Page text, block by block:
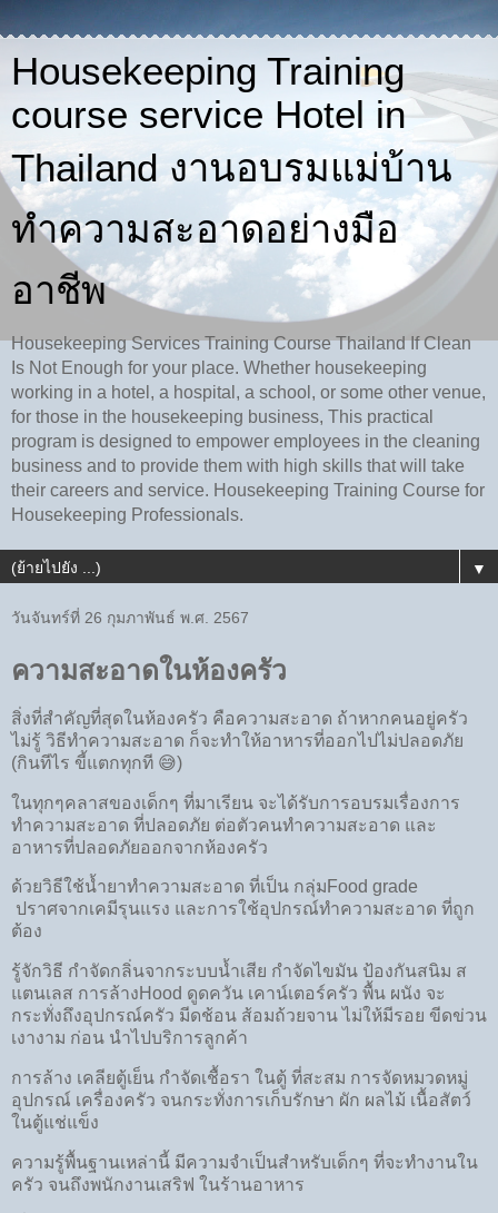
Housekeeping Training
course service Hotel in
Thailand งานอบรมแม่บ้าน
ทำความสะอาดอย่างมือ
อาชีพ
Housekeeping Services Training Course Thailand If Clean
Is Not Enough for your place. Whether housekeeping
working in a hotel, a hospital, a school, or some other venue,
for those in the housekeeping business, This practical
program is designed to empower employees in the cleaning
business and to provide them with high skills that will take
their careers and service. Housekeeping Training Course for
Housekeeping Professionals.
▼
วันจันทร์ที่ 26 กุมภาพันธ์ พ.ศ. 2567
ความสะอาดในห้องครัว
สิ่งที่สำคัญที่สุดในห้องครัว คือความสะอาด ถ้าหากคนอยู่ครัว
ไม่รู้ วิธีทำความสะอาด ก็จะทำให้อาหารที่ออกไปไม่ปลอดภัย
(กินทีไร ขี้แตกทุกที 😅)
ในทุกๆคลาสของเด็กๆ ที่มาเรียน จะได้รับการอบรมเรื่องการ
ทำความสะอาด ที่ปลอดภัย ต่อตัวคนทำความสะอาด และ
อาหารที่ปลอดภัยออกจากห้องครัว
ด้วยวิธีใช้น้ำยาทำความสะอาด ที่เป็น กลุ่มFood grade
ปราศจากเคมีรุนแรง และการใช้อุปกรณ์ทำความสะอาด ที่ถูก
ต้อง
รู้จักวิธี กำจัดกลิ่นจากระบบน้ำเสีย กำจัดไขมัน ป้องกันสนิม ส
แตนเลส การล้างHood ดูดควัน เคาน์เตอร์ครัว พื้น ผนัง จะ
กระทั่งถึงอุปกรณ์ครัว มีดช้อน ส้อมถ้วยจาน ไม่ให้มีรอย ขีดข่วน
เงางาม ก่อน นำไปบริการลูกค้า
การล้าง เคลียตู้เย็น กำจัดเชื้อรา ในตู้ ที่สะสม การจัดหมวดหมู่
อุปกรณ์ เครื่องครัว จนกระทั่งการเก็บรักษา ผัก ผลไม้ เนื้อสัตว์
ในตู้แช่แข็ง
ความรู้พื้นฐานเหล่านี้ มีความจำเป็นสำหรับเด็กๆ ที่จะทำงานใน
ครัว จนถึงพนักงานเสริฟ ในร้านอาหาร